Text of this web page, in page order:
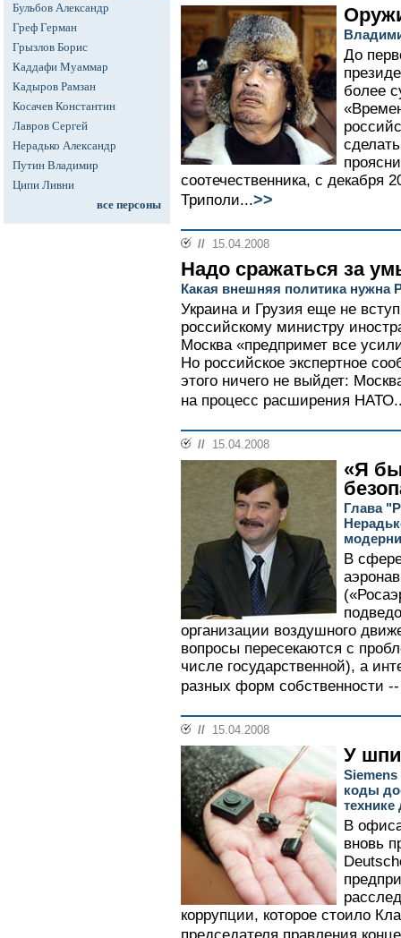
Бульбов Александр
Греф Герман
Грызлов Борис
Каддафи Муаммар
Кадыров Рамзан
Косачев Константин
Лавров Сергей
Нерадько Александр
Путин Владимир
Ципи Ливни
все персоны
До
более
соотечественника, с декабря
Триполи...>>
// 15.04.2008
Надо сражаться за
Какая внешняя политика нужна
Украина и Грузия еще не
российскому министру
Москва «предпримет все
Но российское экспертное
этого ничего не выйдет:
на процесс расширения
// 15.04.2008
«Я
Глава
В
организации воздушного
вопросы пересекаются с
числе государственной), а
разных форм собственности
// 15.04.2008
У
Siemens
коды
В
вновь
коррупции, которое стоило